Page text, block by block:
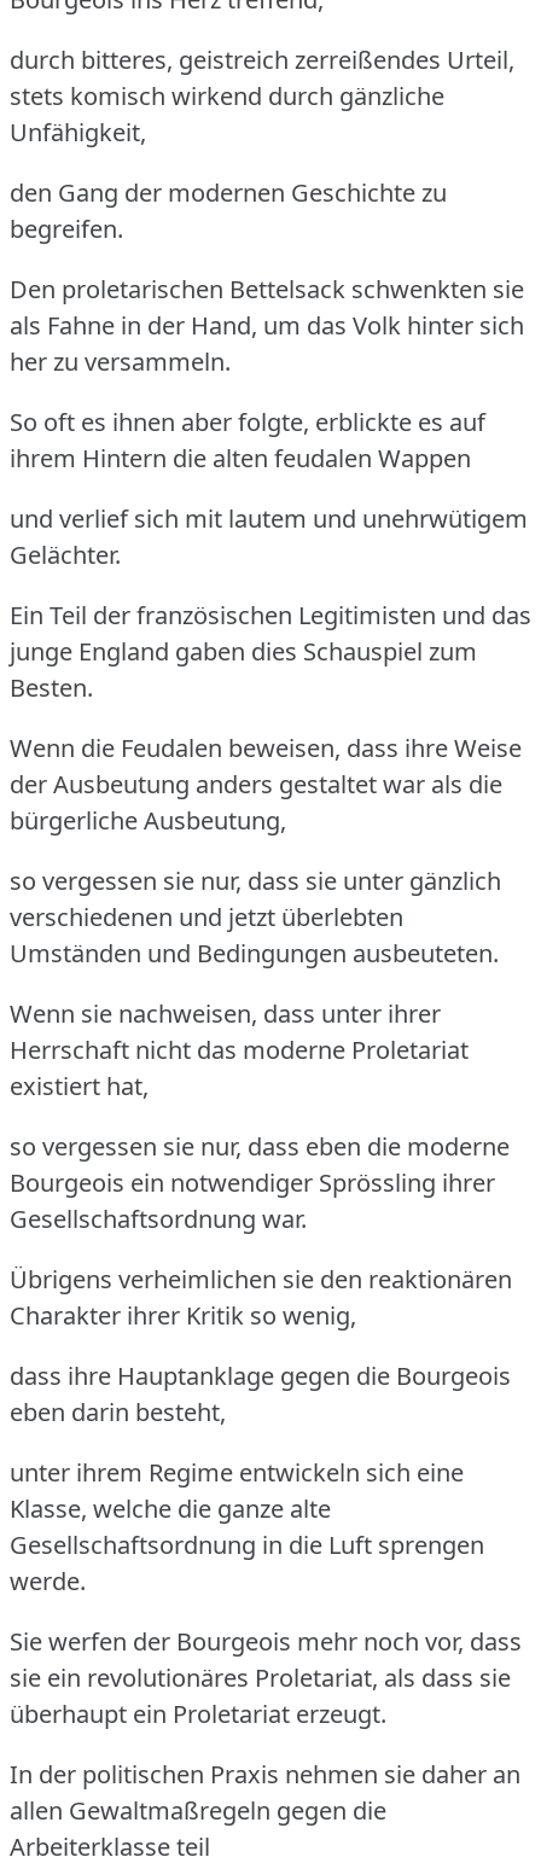
durch bitteres, geistreich zerreißendes Urteil,
stets komisch wirkend durch gänzliche
Unfähigkeit,
den Gang der modernen Geschichte zu
begreifen.
Den proletarischen Bettelsack schwenkten sie
als Fahne in der Hand, um das Volk hinter sich
her zu versammeln.
So oft es ihnen aber folgte, erblickte es auf
ihrem Hintern die alten feudalen Wappen
und verlief sich mit lautem und unehrwütigem
Gelächter.
Ein Teil der französischen Legitimisten und das
junge England gaben dies Schauspiel zum
Besten.
Wenn die Feudalen beweisen, dass ihre Weise
der Ausbeutung anders gestaltet war als die
bürgerliche Ausbeutung,
so vergessen sie nur, dass sie unter gänzlich
verschiedenen und jetzt überlebten
Umständen und Bedingungen ausbeuteten.
Wenn sie nachweisen, dass unter ihrer
Herrschaft nicht das moderne Proletariat
existiert hat,
so vergessen sie nur, dass eben die moderne
Bourgeois ein notwendiger Sprössling ihrer
Gesellschaftsordnung war.
Übrigens verheimlichen sie den reaktionären
Charakter ihrer Kritik so wenig,
dass ihre Hauptanklage gegen die Bourgeois
eben darin besteht,
unter ihrem Regime entwickeln sich eine
Klasse, welche die ganze alte
Gesellschaftsordnung in die Luft sprengen
werde.
Sie werfen der Bourgeois mehr noch vor, dass
sie ein revolutionäres Proletariat, als dass sie
überhaupt ein Proletariat erzeugt.
In der politischen Praxis nehmen sie daher an
allen Gewaltmaßregeln gegen die
Arbeiterklasse teil